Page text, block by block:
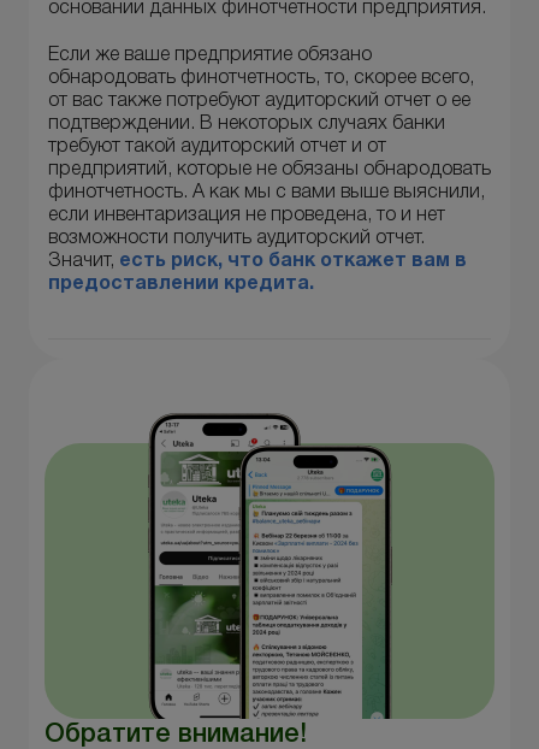
основании данных финотчетности предприятия.
Если же ваше предприятие обязано
обнародовать финотчетность, то, скорее всего,
от вас также потребуют аудиторский отчет о ее
подтверждении. В некоторых случаях банки
требуют такой аудиторский отчет и от
предприятий, которые не обязаны обнародовать
финотчетность. А как мы с вами выше выяснили,
если инвентаризация не проведена, то и нет
возможности получить аудиторский отчет.
Значит, есть риск, что банк откажет вам в
предоставлении кредита.
Обратите внимание!